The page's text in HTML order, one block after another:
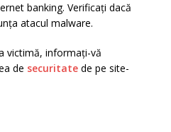
banking. Verificați dacă
atacul malware.
victimă, informați-vă
de securitatede pe site-